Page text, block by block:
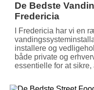
De Bedste
Fredericia
I Fredericia har vi en
installere og
både private og
essentielle for at sikre,